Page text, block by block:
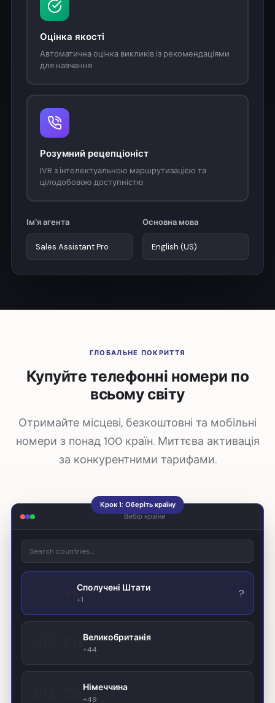
Оцінка якості
Автоматична оцінка викликів із рекомендаціями
для навчання
Розумний рецепціоніст
IVR з інтелектуальною маршрутизацією та
цілодобовою доступністю
Ім'я агента Основна мова
ГЛОБАЛЬНЕ ПОКРИТТЯ
Купуйте телефонні номери по
всьому світу
Отримайте місцеві, безкоштовні та мобільні
номери з понад 100 країн. Миттєва активація
за конкурентними тарифами.
Крок 1: Оберіть країну
Вибір країни
Сполучені Штати
+1 ?
Великобританія
+44
Німеччина
+49